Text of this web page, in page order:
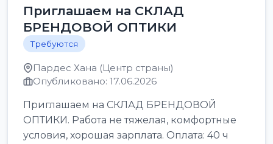
Приглашаем на СКЛАД
БРЕНДОВОЙ ОПТИКИ
Требуются
Пардес Хана (Центр страны)
Опубликовано: 17.06.2026
Приглашаем на СКЛАД БРЕНДОВОЙ
ОПТИКИ. Работа не тяжелая, комфортные
условия, хорошая зарплата. Оплата: 40 ч